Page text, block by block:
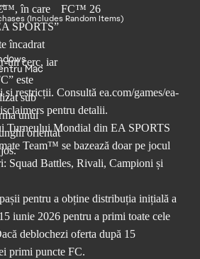
(Includes Random Items)
Mac
și restricții. Consultă ea.com/games/ea-
pentru detalii.
Turneului Mondial din EA SPORTS
Team™ se bazează doar pe jocul
Squad Battles, Rivali, Campioni și
pentru a obține distribuția inițială a
iunie 2026 pentru a primi toate cele
deblochezi oferta după 15
primi puncte FC.